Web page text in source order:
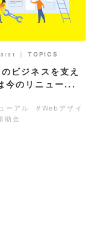
31 ｜ TOPICS
ビジネスを支え
今のリニュー...
ーアル
#Webデザイ
助金